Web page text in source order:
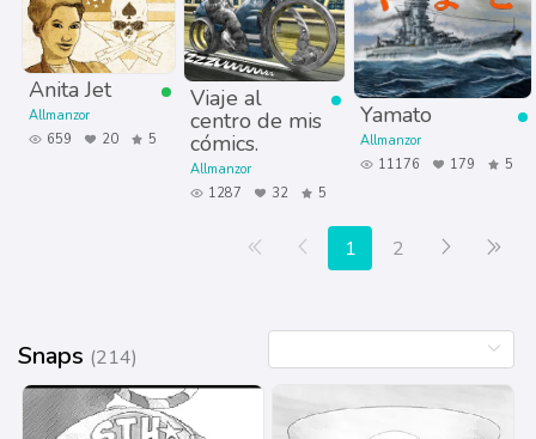
Anita Jet
Allmanzor
659
20 5
Viaje al
centro de mis
cómics.
Allmanzor
1287
32 5
Yamato
Allmanzor
11176
179 5
Primera página
Anterior
1 2 Siguiente
Snaps (214)